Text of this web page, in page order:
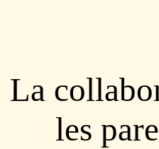
La
les